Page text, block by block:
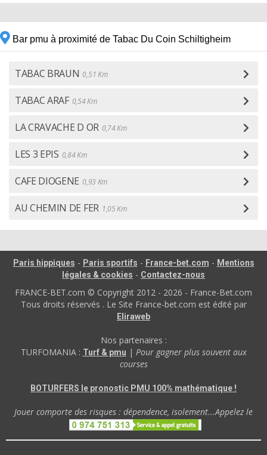
Bar pmu à proximité de Tabac Du Coin Schiltigheim
TABAC BRAUN 0,51 Km
TABAC ARAF 0,54 Km
LA CRAVACHE D OR 0,74 Km
LES 3 EPIS 0,84 Km
CAFE DIOGENE 0,93 Km
AU CHEMIN DE FER 1,05 Km
Paris hippiques - Paris sportifs - France-bet.com - Mentions
légales & cookies - Contactez-nous
FRANCE-BET.com © Copyright 2012 - 2026 - France-Bet.com
Tous droits réservés . Le Site France-bet.com est édité par
Eliraweb
Nos partenaires :
TURFOMANIA : Turf & pmu | Pour gagner plus souvent aux
courses
BOTURFERS le pronostic PMU 100% mathématique !
Jouer comporte des risques : dépendence, isolement...Appelez le